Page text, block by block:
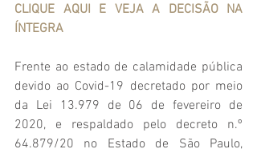
CLIQUE AQUI E VEJA A DECISÃO NA
ÍNTEGRA
Frente ao estado de calamidade pública
devido ao Covid-19 decretado por meio
da Lei 13.979 de 06 de fevereiro de
2020, e respaldado pelo decreto n.º
64.879/20 no Estado de São Paulo,